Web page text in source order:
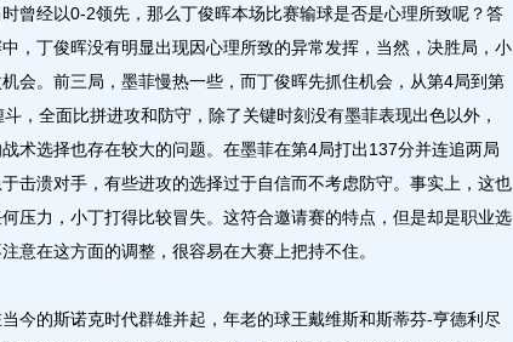
曾经以0-2领先，那么丁俊晖本场比赛输球是否是心理所致呢？答
，丁俊晖没有明显出现因心理所致的异常发挥，当然，决胜局，小
会。前三局，墨菲慢热一些，而丁俊晖先抓住机会，从第4局到第
，全面比拼进攻和防守，除了关键时刻没有墨菲表现出色以外，
术选择也存在较大的问题。在墨菲在第4局打出137分并连追两局
击溃对手，有些进攻的选择过于自信而不考虑防守。事实上，这也
压力，小丁打得比较冒失。这符合邀请赛的特点，但是却是职业选
意在这方面的调整，很容易在大赛上把持不住。
的斯诺克时代群雄并起，年老的球王戴维斯和斯蒂芬-亨德利尽